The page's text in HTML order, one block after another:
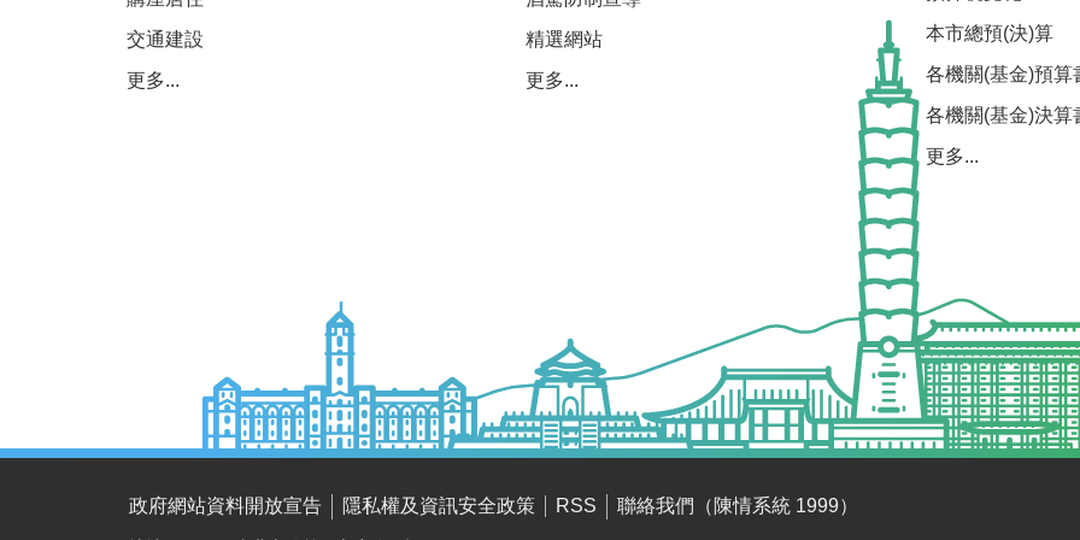
交通建設
更多...
精選網站
更多...
本市總預(決)算
各機關(基金)預算
各機關(基金)決算
更多...
政府網站資料開放宣告 隱私權及資訊安全政策 RSS 聯絡我們（陳情系統 1999）